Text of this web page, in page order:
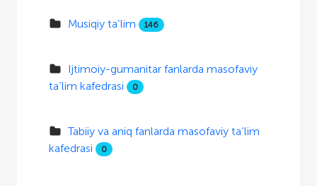
Musiqiy ta’lim 146
Ijtimoiy-gumanitar fanlarda masofaviy
ta’lim kafedrasi
0
Tabiiy va aniq fanlarda masofaviy ta’lim
kafedrasi
0